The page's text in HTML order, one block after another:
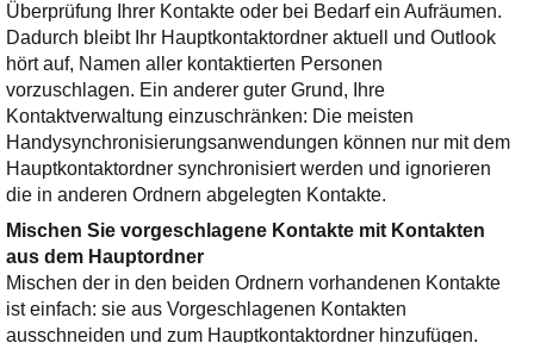
Überprüfung Ihrer Kontakte oder bei Bedarf ein Aufräumen.
Dadurch bleibt Ihr Hauptkontaktordner aktuell und Outlook
hört auf, Namen aller kontaktierten Personen
vorzuschlagen. Ein anderer guter Grund, Ihre
Kontaktverwaltung einzuschränken: Die meisten
Handysynchronisierungsanwendungen können nur mit dem
Hauptkontaktordner synchronisiert werden und ignorieren
die in anderen Ordnern abgelegten Kontakte.
Mischen Sie vorgeschlagene Kontakte mit Kontakten
aus dem Hauptordner
Mischen der in den beiden Ordnern vorhandenen Kontakte
ist einfach: sie aus Vorgeschlagenen Kontakten
ausschneiden und zum Hauptkontaktordner hinzufügen.